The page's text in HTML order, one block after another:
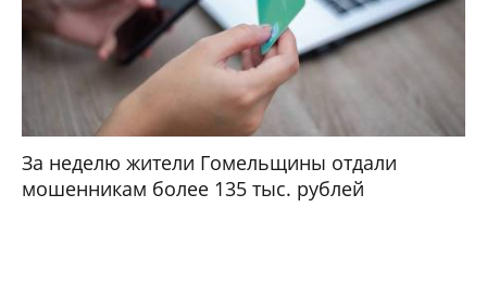
За неделю жители Гомельщины отдали
мошенникам более 135 тыс. рублей